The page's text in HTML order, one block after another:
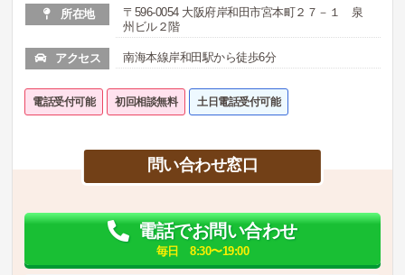
所在地
〒596-0054 大阪府岸和田市宮本町２７－１ 泉
州ビル２階
アクセス 南海本線岸和田駅から徒歩6分
電話受付可能 初回相談無料 土日電話受付可能
問い合わせ窓口
電話でお問い合わせ
毎日 8:30〜19:00